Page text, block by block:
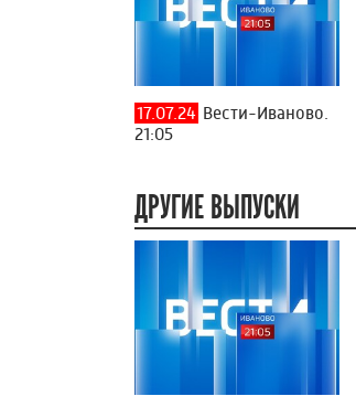
17.07.24 Вести-Иваново.
21:05
ДРУГИЕ ВЫПУСКИ